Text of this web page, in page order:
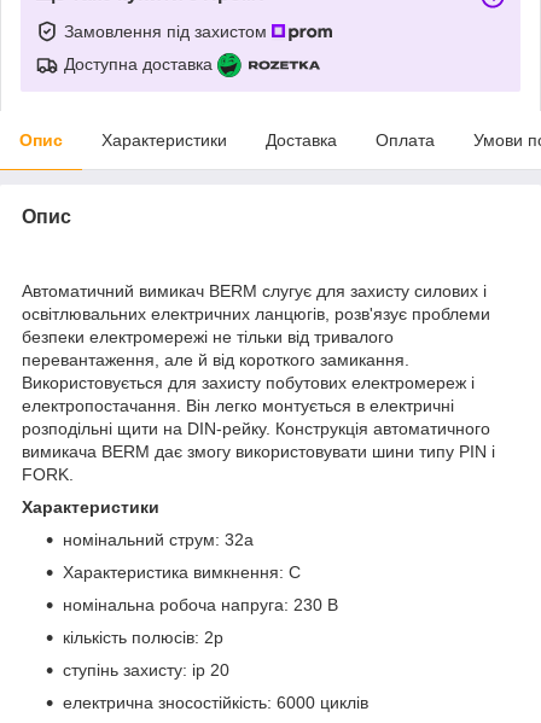
Замовлення під захистом
Доступна доставка
Опис Характеристики Доставка Оплата Умови
Опис
Автоматичний вимикач BERM слугує для захисту силових і
освітлювальних електричних ланцюгів, розв'язує проблеми
безпеки електромережі не тільки від тривалого
перевантаження, але й від короткого замикання.
Використовується для захисту побутових електромереж і
електропостачання. Він легко монтується в електричні
розподільні щити на DIN-рейку. Конструкція автоматичного
вимикача BERM дає змогу використовувати шини типу PIN і
FORK.
Характеристики
номінальний струм: 32а
Характеристика вимкнення: С
номінальна робоча напруга: 230 В
кількість полюсів: 2р
ступінь захисту: ip 20
електрична зносостійкість: 6000 циклів